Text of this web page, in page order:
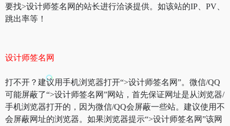
要找>设计师签名网的站长进行洽谈提供。如该站的IP、PV、
跳出率等！
设计师签名网
打不开？建议用手机浏览器打开“>设计师签名网”。微信/QQ
可能屏蔽了“>设计师签名网”网站，首先保证网址是从浏览器/
手机浏览器打开的，因为微信/QQ会屏蔽一些站。建议使用不
会屏蔽网址的浏览器。如果浏览器提示“>设计师签名网”该网